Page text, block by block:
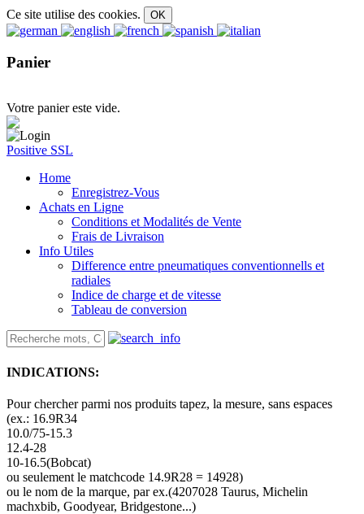
Ce site utilise des cookies.
Panier
Votre panier este vide.
Positive SSL
Home
Enregistrez-Vous
Achats en Ligne
Conditions et Modalités de Vente
Frais de Livraison
Info Utiles
Difference entre pneumatiques conventionnells et
radiales
Indice de charge et de vitesse
Tableau de conversion
INDICATIONS:
Pour chercher parmi nos produits tapez, la mesure, sans espaces
(ex.: 16.9R34
10.0/75-15.3
12.4-28
10-16.5(Bobcat)
ou seulement le matchcode 14.9R28 = 14928)
ou le nom de la marque, par ex.(4207028 Taurus, Michelin
machxbib, Goodyear, Bridgestone...)